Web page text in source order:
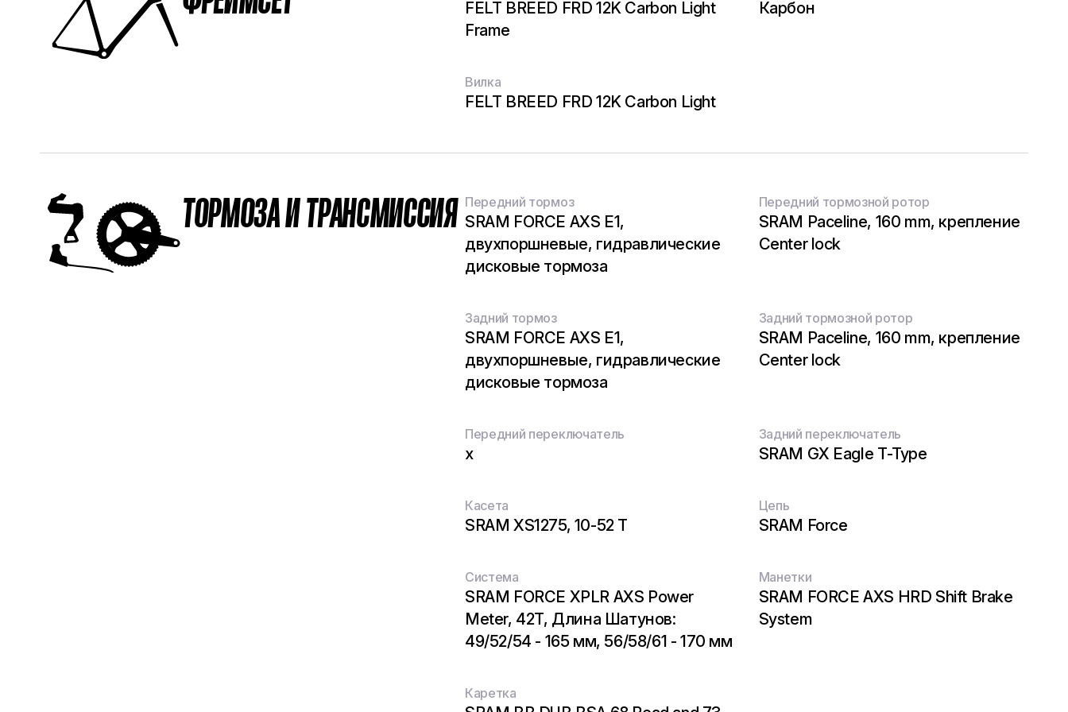
FELT BREED FRD 12K Carbon Light
Frame
Карбон
Вилка
FELT BREED FRD 12K Carbon Light
ТОРМОЗА И ТРАНСМИССИЯ Передний тормоз
SRAM FORCE AXS E1,
двухпоршневые, гидравлические
дисковые тормоза
Передний тормозной ротор
SRAM Paceline, 160 mm, крепление
Center lock
Задний тормоз
SRAM FORCE AXS E1,
двухпоршневые, гидравлические
дисковые тормоза
Задний тормозной ротор
SRAM Paceline, 160 mm, крепление
Center lock
Передний переключатель
x
Задний переключатель
SRAM GX Eagle T-Type
Касета
SRAM XS1275, 10-52 T
Цепь
SRAM Force
Система
SRAM FORCE XPLR AXS Power
Meter, 42T, Длина Шатунов:
49/52/54 - 165 мм, 56/58/61 - 170 мм
Манетки
SRAM FORCE AXS HRD Shift Brake
System
Каретка